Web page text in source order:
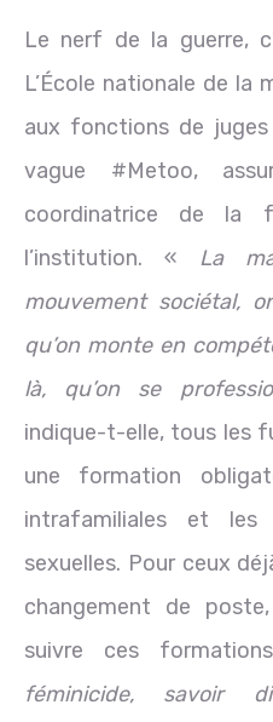
Le nerf de la guerre,
L’École nationale de la
aux fonctions de
vague #Metoo,
coordinatrice de la
l’institution. « La
mouvement sociétal,
qu’on monte en
là, qu’on se
indique-t-elle, tous les
une formation
intrafamiliales et les
sexuelles. Pour ceux
changement de
suivre ces
féminicide, savoir